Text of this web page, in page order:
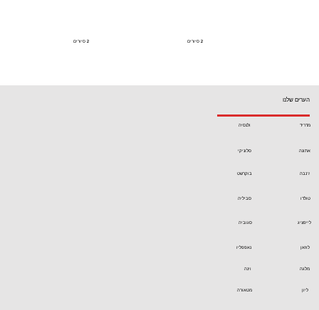
2 סיורים 2 סיורים
הערים שלנו
סביליה
ולנסיה מדריד
סלוניקי אתונה
טולדו
בוקרשט
נאפפליו
ז'נבה
לוזאן
סגוביה
מלגה
לייפציג
מטאורה
וינה
ליון